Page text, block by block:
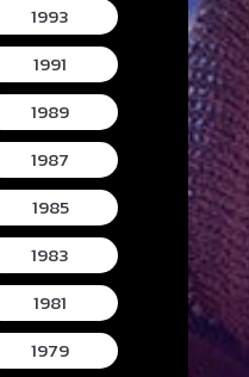
1993
1991
1989
1987
1985
1983
1981
1979